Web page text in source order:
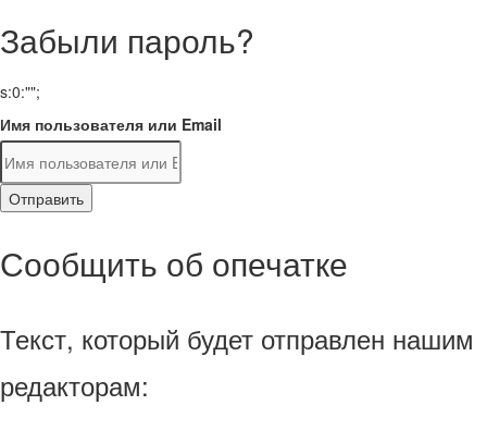
Забыли пароль?
s:0:"";
Имя пользователя или Email
Отправить
Сообщить об опечатке
Текст, который будет отправлен нашим
редакторам: